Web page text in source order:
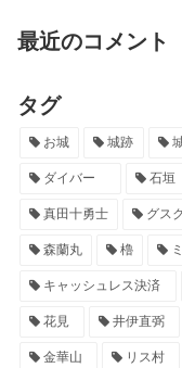
最近のコメント
タグ
お城 城跡
ダイバー 石垣
真田十勇士 グスク
森蘭丸 櫓
キャッシュレス決済
花見 井伊直弼
金華山 リス村